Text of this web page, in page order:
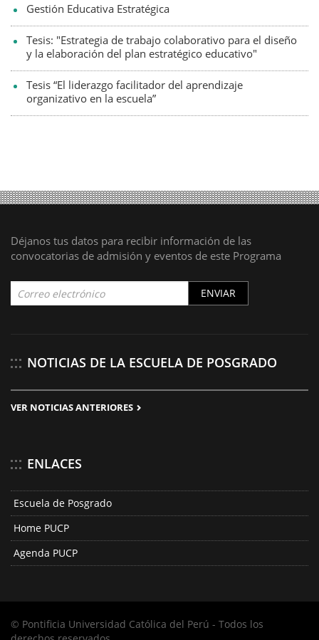
Gestión Educativa Estratégica
Tesis: "Estrategia de trabajo colaborativo para el diseño
y la elaboración del plan estratégico educativo"
Tesis “El liderazgo facilitador del aprendizaje
organizativo en la escuela”
Déjanos tus datos para recibir información de las
convocatorias de admisión y eventos de este Programa
ENVIAR
NOTICIAS DE LA ESCUELA DE POSGRADO
VER NOTICIAS ANTERIORES
ENLACES
Escuela de Posgrado
Home PUCP
Agenda PUCP
© Pontificia Universidad Católica del Perú - Todos los